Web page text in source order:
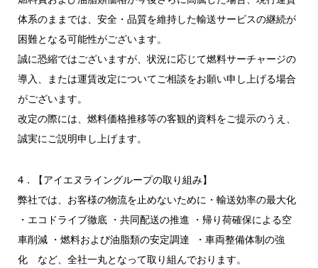
体系のままでは、安全・品質を維持した輸送サービスの継続が
困難となる可能性がございます。
誠に恐縮ではございますが、状況に応じて燃料サーチャージの
導入、または運賃改定についてご相談をお願い申し上げる場合
がございます。
改定の際には、燃料価格推移等の客観的資料をご提示のうえ、
誠実にご説明申し上げます。
4．【アイエヌライングループの取り組み】
弊社では、お客様の物流を止めないために・輸送効率の最大化
・エコドライブ徹底 ・共同配送の推進 ・帰り荷確保による空
車削減 ・燃料および油脂類の安定調達 ・車両整備体制の強
化 など、全社一丸となって取り組んでおります。